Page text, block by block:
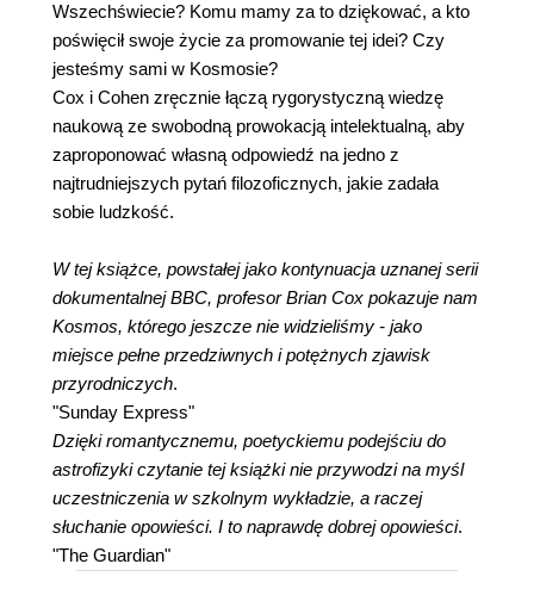
Wszechświecie? Komu mamy za to dziękować, a kto
poświęcił swoje życie za promowanie tej idei? Czy
jesteśmy sami w Kosmosie?
Cox i Cohen zręcznie łączą rygorystyczną wiedzę
naukową ze swobodną prowokacją intelektualną, aby
zaproponować własną odpowiedź na jedno z
najtrudniejszych pytań filozoficznych, jakie zadała
sobie ludzkość.
W tej książce, powstałej jako kontynuacja uznanej serii
dokumentalnej BBC, profesor Brian Cox pokazuje nam
Kosmos, którego jeszcze nie widzieliśmy - jako
miejsce pełne przedziwnych i potężnych zjawisk
przyrodniczych.
"Sunday Express"
Dzięki romantycznemu, poetyckiemu podejściu do
astrofizyki czytanie tej książki nie przywodzi na myśl
uczestniczenia w szkolnym wykładzie, a raczej
słuchanie opowieści. I to naprawdę dobrej opowieści.
"The Guardian"